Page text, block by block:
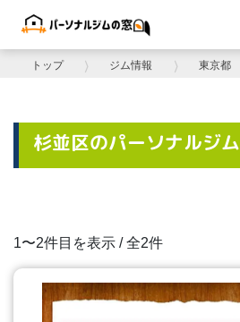
トップ ⟩ ジム情報 ⟩ 東京都
杉並区のパーソナルジム
1〜2件目を表示 / 全2件